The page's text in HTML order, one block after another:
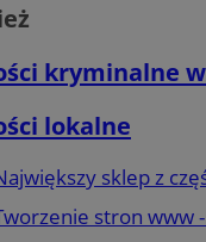
kryminalne
lokalne
sklep z
stron www